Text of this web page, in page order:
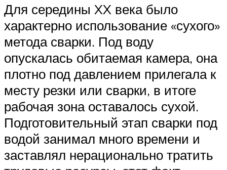
Для середины XX века было
характерно использование «сухого»
метода сварки. Под воду
опускалась обитаемая камера, она
плотно под давлением прилегала к
месту резки или сварки, в итоге
рабочая зона оставалось сухой.
Подготовительный этап сварки под
водой занимал много времени и
заставлял нерационально тратить